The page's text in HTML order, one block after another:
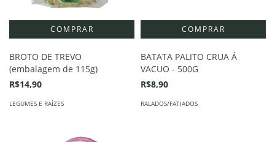
BROTO DE TREVO
(embalagem de 115g)
R$14,90
LEGUMES E RAÍZES
BATATA PALITO CRUA Á
VACUO - 500G
R$8,90
RALADOS/FATIADOS